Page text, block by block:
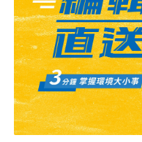
面，也有醜陋的一面。鄭
故事，除了記錄下學員多
事，也希望藉此提醒大家